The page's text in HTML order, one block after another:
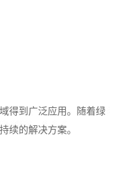
得到广泛应用。随着绿
续的解决方案。